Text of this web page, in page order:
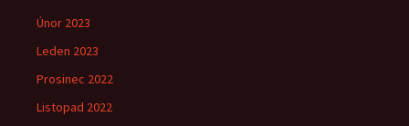
Únor 2023
Leden 2023
Prosinec 2022
Listopad 2022